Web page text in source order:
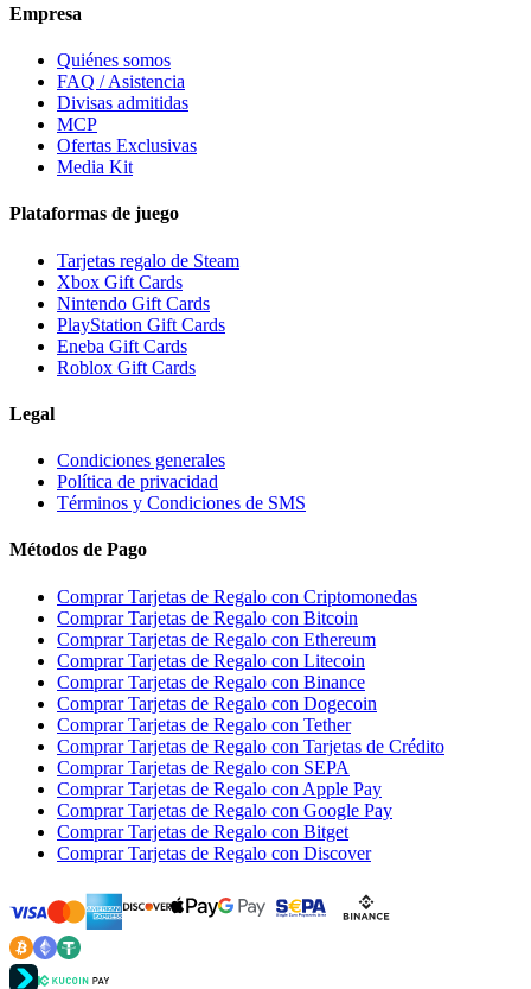
Empresa
Quiénes somos
FAQ / Asistencia
Divisas admitidas
MCP
Ofertas Exclusivas
Media Kit
Plataformas de juego
Tarjetas regalo de Steam
Xbox Gift Cards
Nintendo Gift Cards
PlayStation Gift Cards
Eneba Gift Cards
Roblox Gift Cards
Legal
Condiciones generales
Política de privacidad
Términos y Condiciones de SMS
Métodos de Pago
Comprar Tarjetas de Regalo con Criptomonedas
Comprar Tarjetas de Regalo con Bitcoin
Comprar Tarjetas de Regalo con Ethereum
Comprar Tarjetas de Regalo con Litecoin
Comprar Tarjetas de Regalo con Binance
Comprar Tarjetas de Regalo con Dogecoin
Comprar Tarjetas de Regalo con Tether
Comprar Tarjetas de Regalo con Tarjetas de Crédito
Comprar Tarjetas de Regalo con SEPA
Comprar Tarjetas de Regalo con Apple Pay
Comprar Tarjetas de Regalo con Google Pay
Comprar Tarjetas de Regalo con Bitget
Comprar Tarjetas de Regalo con Discover